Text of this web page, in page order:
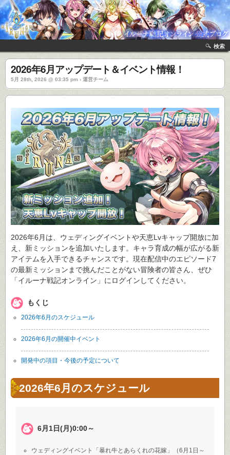
検索
2026年6月アップデート＆イベント情報！
5月 28th, 2026 @ 03:35 pm › 運営チーム
2026年6月は、ウェディングイベントや天恵Lvキャップ開放に加
え、新ミッションを追加いたします。キャラ育成の幅が広がる新
アイテムを入手できるチャンスです。現在配信中のエピソード7
の最新ミッションまで挑んだことがない冒険者の皆さん、ぜひ
「イルーナ戦記オンライン」にログインしてください。
もくじ
2026年6月のスケジュール
2026年6月の開催中イベント
開発中の項目・今後の予定について
2026年6月のスケジュール
6月1日(月)0:00～
ウェディングイベント「暴れ牛とあらくれの花嫁」（6月1日～